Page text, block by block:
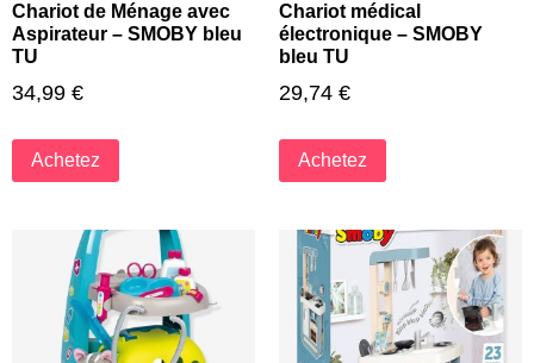
Chariot de Ménage avec
Aspirateur – SMOBY bleu
TU
34,99 €
Achetez
Chariot médical
électronique – SMOBY
bleu TU
29,74 €
Achetez